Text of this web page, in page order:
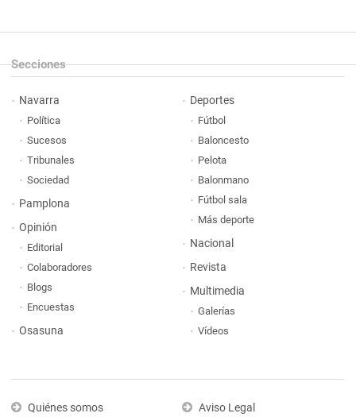
Secciones
Navarra
Política
Sucesos
Tribunales
Sociedad
Pamplona
Opinión
Editorial
Colaboradores
Blogs
Encuestas
Osasuna
Deportes
Fútbol
Baloncesto
Pelota
Balonmano
Fútbol sala
Más deporte
Nacional
Revista
Multimedia
Galerías
Vídeos
Quiénes somos Aviso Legal